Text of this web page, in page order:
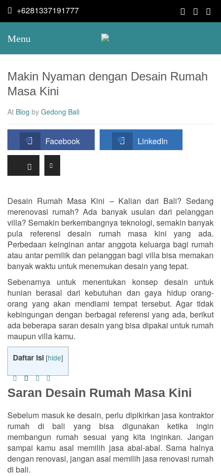
+6281337191777
Menu
Makin Nyaman dengan Desain Rumah
Masa Kini
At Blog by Gedong Bali
Facebook LinkedIn
Desain Rumah Masa Kini – Kalian dari Bali? Sedang
merenovasi rumah? Ada banyak usulan dari pelanggan
villa? Semakin berkembangnya teknologi, semakin banyak
pula referensi desain rumah masa kini yang ada.
Perbedaan keinginan antar anggota keluarga bagi rumah
atau antar pemilik dan pelanggan bagi villa bisa memakan
banyak waktu untuk menemukan desain yang tepat.
Sebenarnya untuk menentukan konsep desain untuk
hunian berasal dari kebutuhan dan gaya hidup orang-
orang yang akan mendiami tempat tersebut. Agar tidak
kebingungan dengan berbagai referensi yang ada, berikut
ada beberapa saran desain yang bisa dipakai untuk rumah
maupun villa kamu.
Daftar Isi [hide]
Saran Desain Rumah Masa Kini
Sebelum masuk ke desain, perlu dipikirkan jasa kontraktor
rumah di bali yang bisa digunakan ketika ingin
membangun rumah sesuai yang kita inginkan. Jangan
sampai kamu asal memilih jasa abal-abal. Sama halnya
dengan renovasi, jangan asal memilih jasa renovasi rumah
di bali.